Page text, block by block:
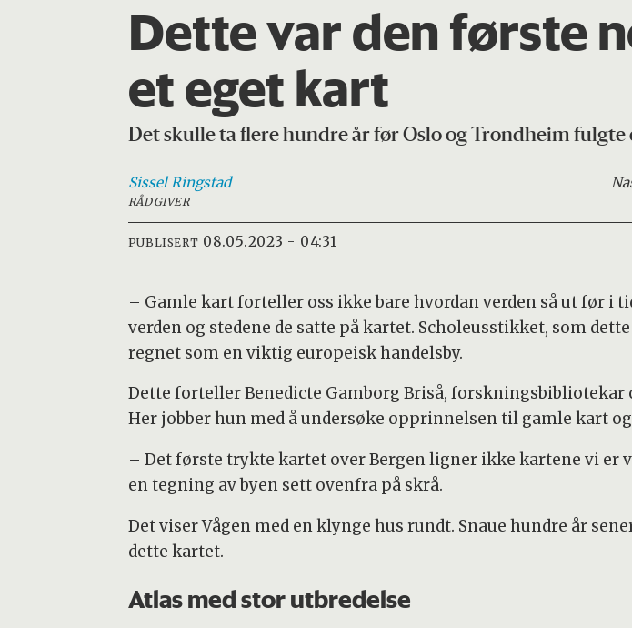
Dette var den første
et eget kart
Det skulle ta flere hundre år før Oslo og Trondheim fulgte
Sissel Ringstad
RÅDGIVER
PUBLISERT 08.05.2023 - 04:31
– Gamle kart forteller oss ikke bare hvordan verden så ut før i
verden og stedene de satte på kartet. Scholeusstikket, som
regnet som en viktig europeisk handelsby.
Dette forteller Benedicte Gamborg Briså,
Her jobber hun med å undersøke opprinnelsen til gamle kart
– Det første trykte kartet over Bergen ligner ikke kartene vi er
en tegning av byen sett ovenfra på skrå.
Det viser Vågen med en klynge hus rundt. Snaue hundre år
dette kartet.
Atlas med stor utbredelse